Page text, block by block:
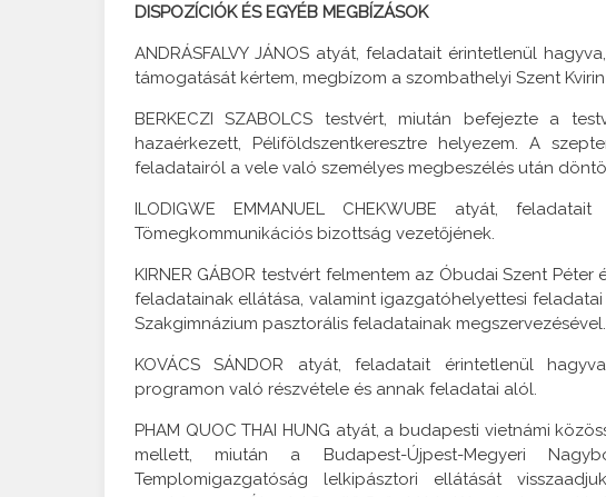
DISPOZÍCIÓK ÉS EGYÉB MEGBÍZÁSOK
ANDRÁSFALVY JÁNOS atyát, feladatait érintetlenül
támogatását kértem, megbízom a szombathelyi Szent
BERKECZI SZABOLCS testvért, miután befejezte a
hazaérkezett, Péliföldszentkeresztre helyezem. A
feladatairól a vele való személyes megbeszélés után
ILODIGWE EMMANUEL CHEKWUBE atyát,
Tömegkommunikációs bizottság vezetőjének.
KIRNER GÁBOR testvért felmentem az Óbudai Szent
feladatainak ellátása, valamint igazgatóhelyettesi
Szakgimnázium pasztorális feladatainak megszervezésével.
KOVÁCS SÁNDOR atyát, feladatait érintetlenül
programon való részvétele és annak feladatai alól.
PHAM QUOC THAI HUNG atyát, a budapesti vietnámi
mellett, miután a Budapest-Újpest-Megyeri
Templomigazgatóság lelkipásztori ellátását